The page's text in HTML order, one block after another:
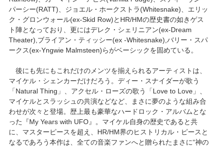
パーシー(RATT)、ジョエル・ホークストラ(Whitesnake)、エリッ
ク・グロンウォール(ex-Skid Row)とHR/HMの歴史書の如きゲス
ト陣となっており、更にはデレク・シェリニアン(ex-Dream
Theater),ブライアン・ティッシー(ex -Whitesnake),バリー・スパ
ークス(ex-Yngwie Malmsteen)らがベーシックを固めている。
後にも先にもこれだけのメンツを揃えられるアーティストは、
マイケル・シェンカーだけだろう。ディー・スナイダーが歌う
「Natural Thing」、アクセル・ローズの歌う「Love to Love」、
マイケルとスラッシュの共演などなど、まさに夢のような組み合
わせが次々と登場。歴上最も豪華なハードロック・アルバムとな
った『My Years with UFO』。マイケル自身の歴史であると共
に、マスターピースを超え、HR/HM界のヒストリカル・ピースと
なるであろう本作は、全ての音楽ファンへと贈られたまさに“神の